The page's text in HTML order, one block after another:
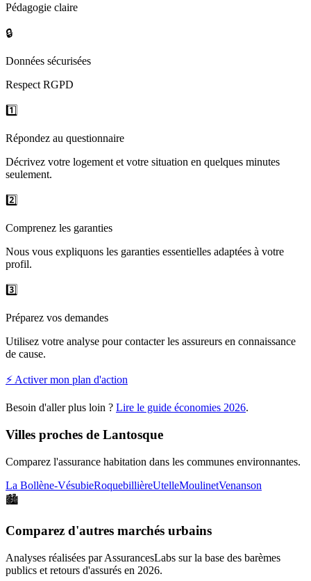
Pédagogie claire
🔒
Données sécurisées
Respect RGPD
1️⃣
Répondez au questionnaire
Décrivez votre logement et votre situation en quelques minutes
seulement.
2️⃣
Comprenez les garanties
Nous vous expliquons les garanties essentielles adaptées à votre
profil.
3️⃣
Préparez vos demandes
Utilisez votre analyse pour contacter les assureurs en connaissance
de cause.
⚡ Activer mon plan d'action
Besoin d'aller plus loin ? Lire le guide économies 2026.
Villes proches de Lantosque
Comparez l'assurance habitation dans les communes environnantes.
La Bollène-VésubieRoquebillièreUtelleMoulinetVenanson
🏙️
Comparez d'autres marchés urbains
Analyses réalisées par AssurancesLabs sur la base des barèmes
publics et retours d'assurés en 2026.